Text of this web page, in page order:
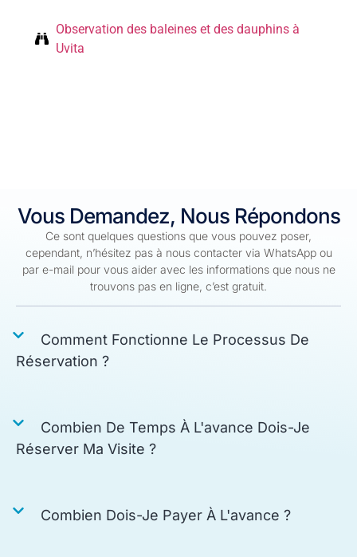
Observation des baleines et des dauphins à
Uvita
Vous Demandez, Nous Répondons
Ce sont quelques questions que vous pouvez poser,
cependant, n’hésitez pas à nous contacter via WhatsApp ou
par e-mail pour vous aider avec les informations que nous ne
trouvons pas en ligne, c’est gratuit.
Comment Fonctionne Le Processus De
Réservation ?
Combien De Temps À L'avance Dois-Je
Réserver Ma Visite ?
Combien Dois-Je Payer À L'avance ?